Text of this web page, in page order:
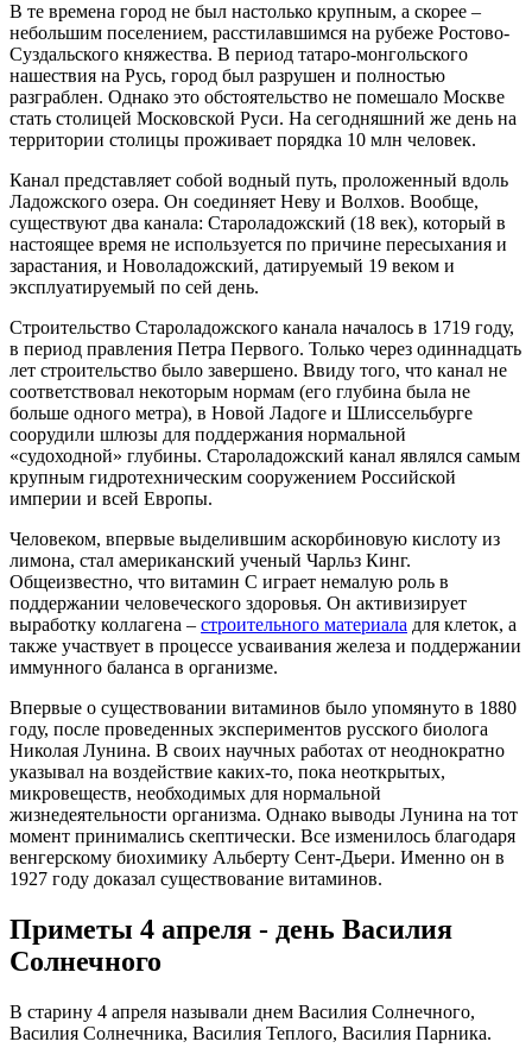
В те времена город не был настолько крупным, а скорее –
небольшим поселением, расстилавшимся на рубеже Ростово-
Суздальского княжества. В период татаро-монгольского
нашествия на Русь, город был разрушен и полностью
разграблен. Однако это обстоятельство не помешало Москве
стать столицей Московской Руси. На сегодняшний же день на
территории столицы проживает порядка 10 млн человек.
Канал представляет собой водный путь, проложенный вдоль
Ладожского озера. Он соединяет Неву и Волхов. Вообще,
существуют два канала: Староладожский (18 век), который в
настоящее время не используется по причине пересыхания и
зарастания, и Новоладожский, датируемый 19 веком и
эксплуатируемый по сей день.
Строительство Староладожского канала началось в 1719 году,
в период правления Петра Первого. Только через одиннадцать
лет строительство было завершено. Ввиду того, что канал не
соответствовал некоторым нормам (его глубина была не
больше одного метра), в Новой Ладоге и Шлиссельбурге
соорудили шлюзы для поддержания нормальной
«судоходной» глубины. Староладожский канал являлся самым
крупным гидротехническим сооружением Российской
империи и всей Европы.
Человеком, впервые выделившим аскорбиновую кислоту из
лимона, стал американский ученый Чарльз Кинг.
Общеизвестно, что витамин С играет немалую роль в
поддержании человеческого здоровья. Он активизирует
выработку коллагена – строительного материала для клеток, а
также участвует в процессе усваивания железа и поддержании
иммунного баланса в организме.
Впервые о существовании витаминов было упомянуто в 1880
году, после проведенных экспериментов русского биолога
Николая Лунина. В своих научных работах от неоднократно
указывал на воздействие каких-то, пока неоткрытых,
микровеществ, необходимых для нормальной
жизнедеятельности организма. Однако выводы Лунина на тот
момент принимались скептически. Все изменилось благодаря
венгерскому биохимику Альберту Сент-Дьери. Именно он в
1927 году доказал существование витаминов.
Приметы 4 апреля - день Василия
Солнечного
В старину 4 апреля называли днем Василия Солнечного,
Василия Солнечника, Василия Теплого, Василия Парника.